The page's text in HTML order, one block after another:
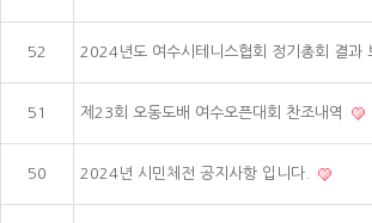
52 2024년도 여수시테니스협회 정기총회 결과
51 제23회 오동도배 여수오픈대회 찬조내역
50 2024년 시민체전 공지사항 입니다.